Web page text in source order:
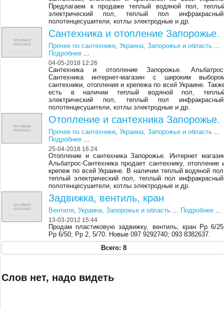
Предлагаем к продаже теплый водяной пол,
электрический пол, теплый пол
полотенцесушители, котлы электродные и др.
Сантехника и отопление Запорожье.
Прочее по сантехнике,Украина, Запорожье и область ...
Подробнее ...
04-05-2018 12:26
Сантехника и отопление Запорожье.
Сантехника интернет-магазин с широким
сантехники, отопления и крепежа по всей Украине.
есть в наличии теплый водяной пол,
электрический пол, теплый пол
полотенцесушители, котлы электродные и др.
Отопление и сантехника Запорожье.
Прочее по сантехнике,Украина, Запорожье и область ...
Подробнее ...
25-04-2018 16:24
Отопление и сантехника Запорожье. Интернет
Альбатрос-Сантехника продает сантехнику, отопление
крепеж по всей Украине. В наличии теплый водяной
теплый электрический пол, теплый пол
полотенцесушители, котлы электродные и др.
Задвижка, вентиль, кран
Вентиля,Украина, Запорожье и область ... Подробнее ...
13-03-2012 15:44
Продам пластиковую задвижку, вентиль, кран Рр 6/
Рр 6/50; Рр 2, 5/70. Новые 097 9292740; 093 8382637.
Всего: 8
Слов нет, надо видеть